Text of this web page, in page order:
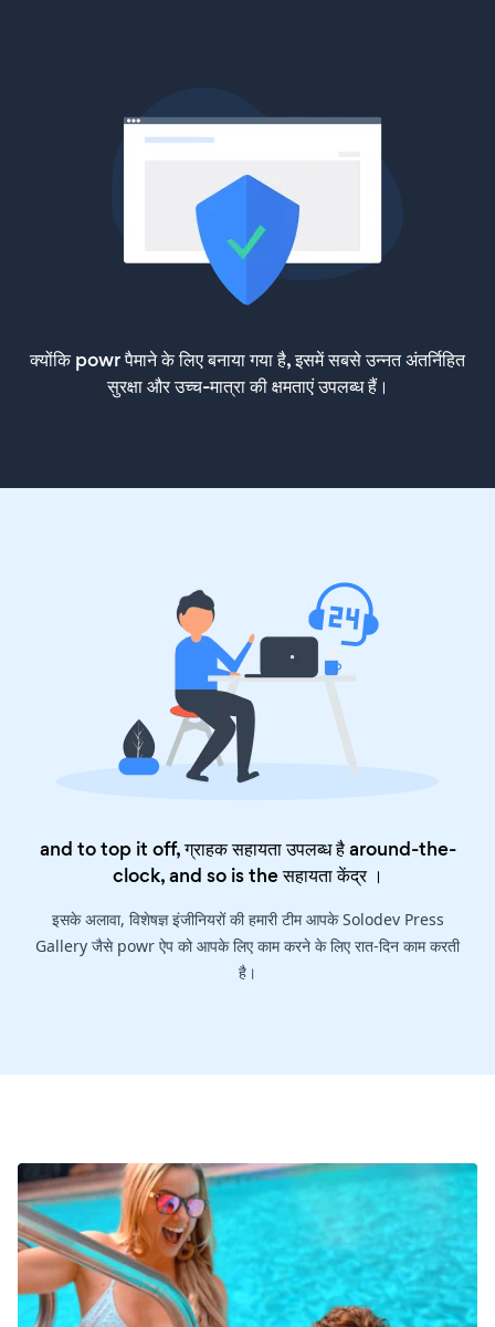
क्योंकि powr पैमाने के लिए बनाया गया है, इसमें सबसे उन्नत अंतर्निहित
सुरक्षा और उच्च-मात्रा की क्षमताएं उपलब्ध हैं।
and to top it off, ग्राहक सहायता उपलब्ध है around-the-
clock, and so is theसहायता केंद्र।
इसके अलावा, विशेषज्ञ इंजीनियरों की हमारी टीम आपके Solodev Press
Gallery जैसे powr ऐप को आपके लिए काम करने के लिए रात-दिन काम करती
है।